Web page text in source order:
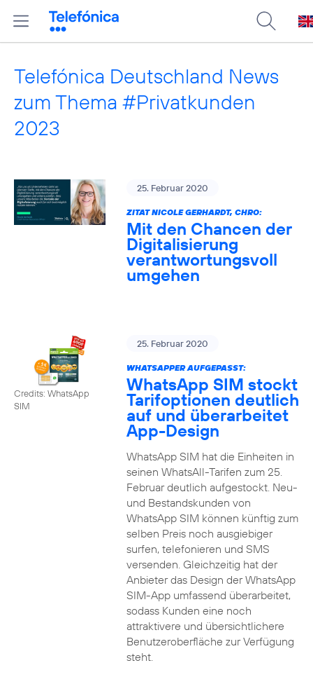
Telefónica Deutschland News
zum Thema #Privatkunden
2023
25. Februar 2020
ZITAT NICOLE GERHARDT, CHRO:
Mit den Chancen der
Digitalisierung
verantwortungsvoll
umgehen
Credits: WhatsApp
SIM
25. Februar 2020
WHATSAPPER AUFGEPASST:
WhatsApp SIM stockt
Tarifoptionen deutlich
auf und überarbeitet
App-Design
WhatsApp SIM hat die Einheiten in
seinen WhatsAll-Tarifen zum 25.
Februar deutlich aufgestockt. Neu-
und Bestandskunden von
WhatsApp SIM können künftig zum
selben Preis noch ausgiebiger
surfen, telefonieren und SMS
versenden. Gleichzeitig hat der
Anbieter das Design der WhatsApp
SIM-App umfassend überarbeitet,
sodass Kunden eine noch
attraktivere und übersichtlichere
Benutzeroberfläche zur Verfügung
steht.